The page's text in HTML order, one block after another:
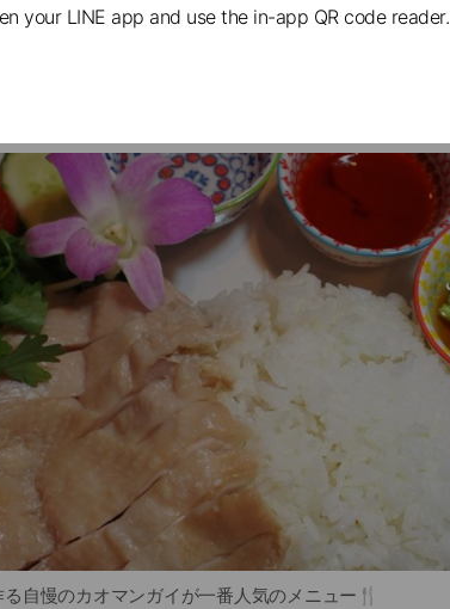
自慢のカオマンガイが一番人気のメニュー🍴
your LINE app and use the in-app QR code reader.